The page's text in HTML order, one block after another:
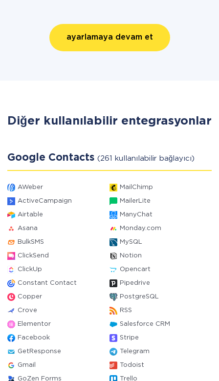
ayarlamaya devam et
Diğer kullanılabilir entegrasyonlar
Google Contacts (261 kullanılabilir bağlayıcı)
AWeber MailChimp
ActiveCampaign MailerLite
Airtable ManyChat
Asana Monday.com
BulkSMS MySQL
ClickSend Notion
ClickUp Opencart
Constant Contact Pipedrive
Copper PostgreSQL
Crove RSS
Elementor Salesforce CRM
Facebook Stripe
GetResponse Telegram
Gmail Todoist
GoZen Forms Trello